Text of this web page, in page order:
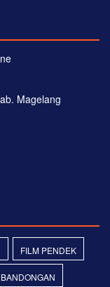
Magelang
FILM PENDEK